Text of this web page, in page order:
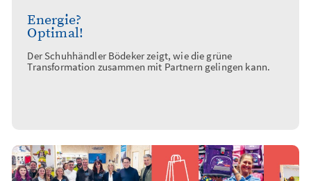
Energie?
Optimal!
Der Schuhhändler Bödeker zeigt, wie die grüne
Transformation zusammen mit Partnern gelingen kann.